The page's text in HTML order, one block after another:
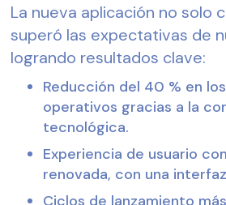
La nueva aplicación no solo
superó las expectativas de
logrando resultados clave:
Reducción del 40 % en
operativos gracias a la
tecnológica.
Experiencia de usuario
renovada, con una
Ciclos de lanzamiento